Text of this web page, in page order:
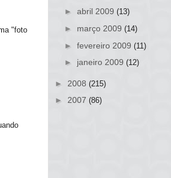
"foto
► abril 2009 (13)
► março 2009 (14)
► fevereiro 2009 (11)
► janeiro 2009 (12)
► 2008 (215)
► 2007 (86)